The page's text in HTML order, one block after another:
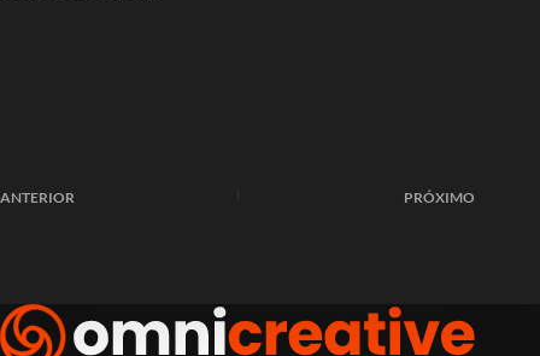
ANTERIOR PRÓXIMO